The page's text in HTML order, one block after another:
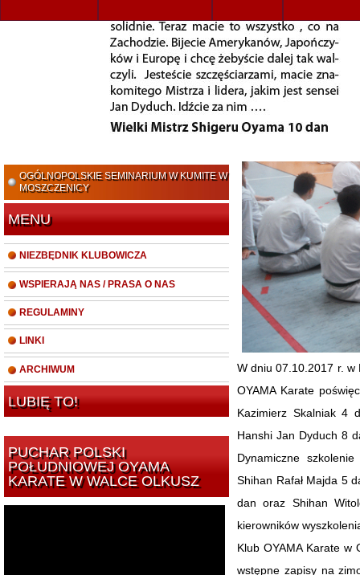
NAJNOWSZE AKTUALNOŚCI
XXII OBÓZ JURAJSKICH KARATEKÓW Z
OLKUSZA I WOLBROMIA W PIWNICZNEJ
ZDRÓJ / KOSARZYSKA
XXXI MISTRZOSTWA POLSKI OYAMA PFK W
OGÓLNOPOLSKIE SEMINARIUM W KUMITE W
MOSZCZENICY
MENU
NIEZBĘDNIK KLUBOWICZA
WSPIERAJĄ NAS / PRASA O NAS
REGULAMINY
LINKI
ARCHIWUM
LUBIĘ TO!
PUCHAR POLSKI
POŁUDNIOWEJ OYAMA
KARATE W WALCE OLKUSZ
W dniu 07.10.2017 r. w
OYAMA Karate
Kazimierz Skalniak 4
Hanshi Jan Dyduch 8
Dynamiczne
Shihan Rafał Majda 5
dan oraz Shihan
kierowników
Klub OYAMA Karate
wstępne zapisy na